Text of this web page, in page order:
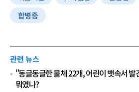
합병증
관련 뉴스
"동글동글한 물체 22개, 어린이 뱃속서
뭐였나?